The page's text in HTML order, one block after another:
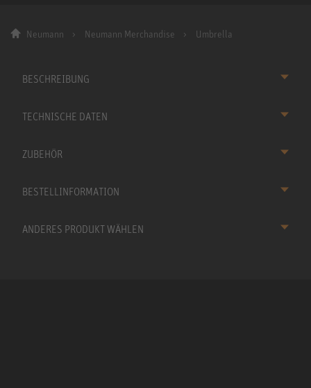
Neumann Neumann Merchandise Umbrella
BESCHREIBUNG
TECHNISCHE DATEN
ZUBEHÖR
BESTELLINFORMATION
ANDERES PRODUKT WÄHLEN